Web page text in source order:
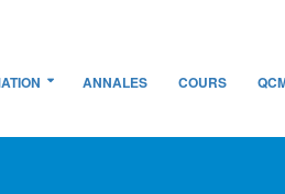
ANNALES COURS